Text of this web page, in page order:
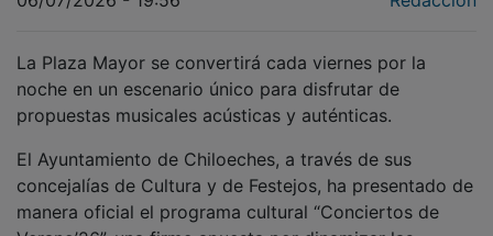
noche en un escenario único para disfrutar de
propuestas musicales acústicas y auténticas.
concejalías de Cultura y de Festejos, ha presentado de
manera oficial el programa cultural “Conciertos de
Verano’26”, una firme apuesta por dinamizar las